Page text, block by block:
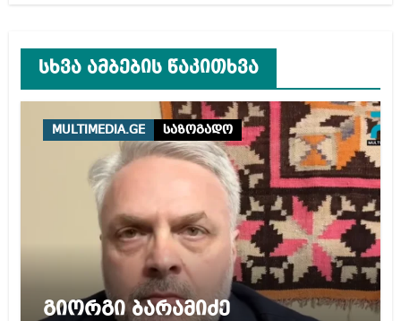
სხვა ამბების წაკითხვა
MULTIMEDIA.GE საზოგადო
გიორგი ბარამიძე